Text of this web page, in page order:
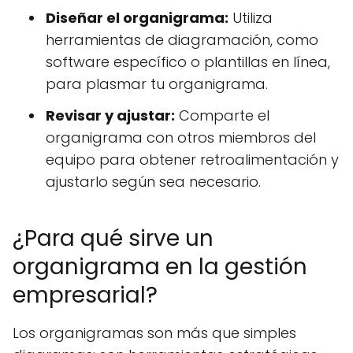
Diseñar el organigrama: Utiliza
herramientas de diagramación, como
software específico o plantillas en línea,
para plasmar tu organigrama.
Revisar y ajustar: Comparte el
organigrama con otros miembros del
equipo para obtener retroalimentación y
ajustarlo según sea necesario.
¿Para qué sirve un
organigrama en la gestión
empresarial?
Los organigramas son más que simples